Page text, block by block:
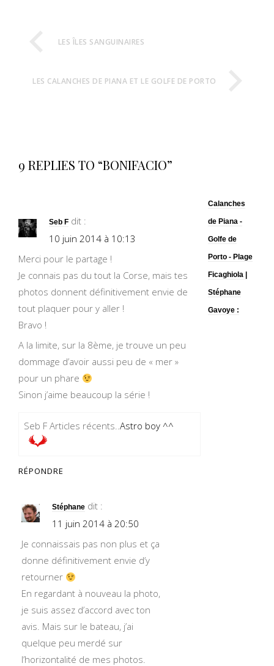
LES ÎLES SANGUINAIRES
LES CALANCHES DE PIANA ET LE GOLFE DE PORTO
9 REPLIES TO “BONIFACIO”
Seb F dit :
10 juin 2014 à 10:13
Merci pour le partage !
Je connais pas du tout la Corse, mais tes
photos donnent définitivement envie de
tout plaquer pour y aller !
Bravo !
A la limite, sur la 8ème, je trouve un peu
dommage d’avoir aussi peu de « mer »
pour un phare
Sinon j’aime beaucoup la série !
Seb F Articles récents..Astro boy ^^
RÉPONDRE
Stéphane dit :
11 juin 2014 à 20:50
Je connaissais pas non plus et ça
donne définitivement envie d’y
retourner
En regardant à nouveau la photo,
je suis assez d’accord avec ton
avis. Mais sur le bateau, j’ai
quelque peu merdé sur
l’horizontalité de mes photos.
Calanches
de Piana -
Golfe de
Porto - Plage
Ficaghiola |
Stéphane
Gavoye :